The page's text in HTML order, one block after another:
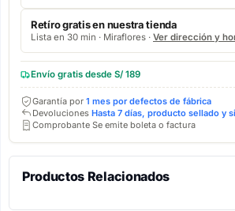
Retíro gratis en nuestra tienda
Lista en 30 min · Miraflores · Ver dirección y
Envío gratis desde S/ 189
Garantía por 1 mes por defectos de fábrica
Devoluciones Hasta 7 días, producto sellado y
Comprobante Se emite boleta o factura
Productos Relacionados